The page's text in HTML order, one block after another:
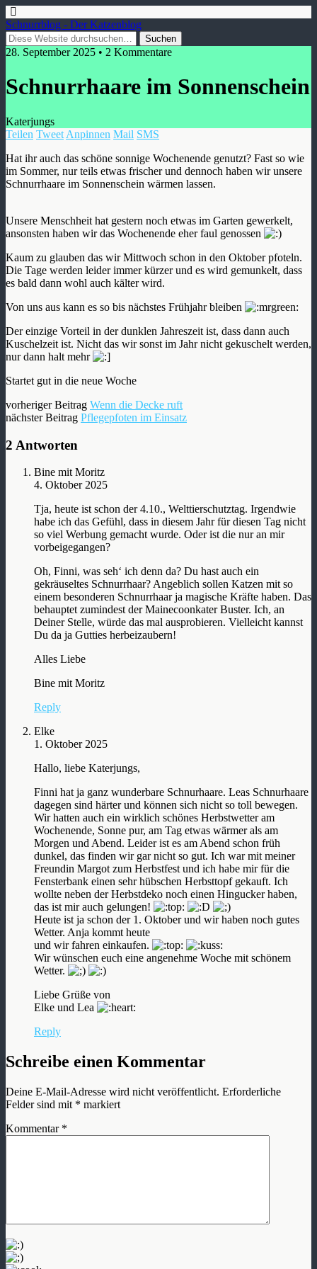
Schnurrblog - Der Katzenblog
28. September 2025 • 2 Kommentare
Schnurrhaare im Sonnenschein
Katerjungs
Teilen Tweet Anpinnen Mail SMS
Hat ihr auch das schöne sonnige Wochenende genutzt? Fast so wie
im Sommer, nur teils etwas frischer und dennoch haben wir unsere
Schnurrhaare im Sonnenschein wärmen lassen.
Unsere Menschheit hat gestern noch etwas im Garten gewerkelt,
ansonsten haben wir das Wochenende eher faul genossen
Kaum zu glauben das wir Mittwoch schon in den Oktober pfoteln.
Die Tage werden leider immer kürzer und es wird gemunkelt, dass
es bald dann wohl auch kälter wird.
Von uns aus kann es so bis nächstes Frühjahr bleiben
Der einzige Vorteil in der dunklen Jahreszeit ist, dass dann auch
Kuschelzeit ist. Nicht das wir sonst im Jahr nicht gekuschelt werden,
nur dann halt mehr
Startet gut in die neue Woche
vorheriger Beitrag Wenn die Decke ruft
nächster Beitrag Pflegepfoten im Einsatz
2 Antworten
Bine mit Moritz
4. Oktober 2025
Tja, heute ist schon der 4.10., Welttierschutztag. Irgendwie
habe ich das Gefühl, dass in diesem Jahr für diesen Tag nicht
so viel Werbung gemacht wurde. Oder ist die nur an mir
vorbeigegangen?
Oh, Finni, was seh‘ ich denn da? Du hast auch ein
gekräuseltes Schnurrhaar? Angeblich sollen Katzen mit so
einem besonderen Schnurrhaar ja magische Kräfte haben. Das
behauptet zumindest der Mainecoonkater Buster. Ich, an
Deiner Stelle, würde das mal ausprobieren. Vielleicht kannst
Du da ja Gutties herbeizaubern!
Alles Liebe
Bine mit Moritz
Reply
Elke
1. Oktober 2025
Hallo, liebe Katerjungs,
Finni hat ja ganz wunderbare Schnurhaare. Leas Schnurhaare
dagegen sind härter und können sich nicht so toll bewegen.
Wir hatten auch ein wirklich schönes Herbstwetter am
Wochenende, Sonne pur, am Tag etwas wärmer als am
Morgen und Abend. Leider ist es am Abend schon früh
dunkel, das finden wir gar nicht so gut. Ich war mit meiner
Freundin Margot zum Herbstfest und ich habe mir für die
Fensterbank einen sehr hübschen Herbsttopf gekauft. Ich
wollte neben der Herbstdeko noch einen Hingucker haben,
das ist mir auch gelungen!
Heute ist ja schon der 1. Oktober und wir haben noch gutes
Wetter. Anja kommt heute
und wir fahren einkaufen.
Wir wünschen euch eine angenehme Woche mit schönem
Wetter.
Liebe Grüße von
Elke und Lea
Reply
Schreibe einen Kommentar
Deine E-Mail-Adresse wird nicht veröffentlicht. Erforderliche
Felder sind mit * markiert
Kommentar *